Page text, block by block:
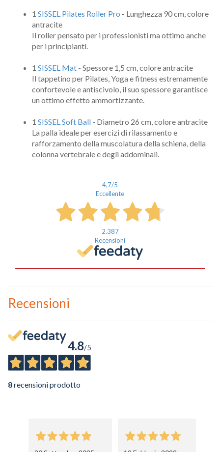
1 SISSEL Pilates Roller Pro - Lunghezza 90 cm, colore
antracite
Il roller pensato per i professionisti ma ottimo anche
per i principianti.
1 SISSEL Mat - Spessore 1,5 cm, colore antracite
Il tappetino per Pilates, Yoga e fitness estremamente
confortevole e antiscivolo, il suo spessore garantisce
un ottimo effetto ammortizzante.
1 SISSEL Soft Ball - Diametro 26 cm, colore antracite
La palla ideale per esercizi di rilassamento e
rafforzamento della muscolatura della schiena, della
colonna vertebrale e degli addominali.
4,7/5
Eccellente
2.387
Recensioni
Recensioni
4.8/5
8recensioni prodotto